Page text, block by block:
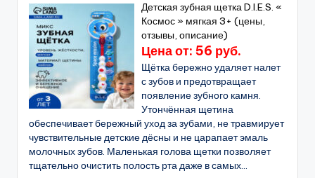
Детская зубная щетка D.I.E.S. «
Космос » мягкая 3+ (цены,
отзывы, описание)
Цена от: 56 руб.
Щётка бережно удаляет налет
с зубов и предотвращает
появление зубного камня.
Утончённая щетина
обеспечивает бережный уход за зубами, не травмирует
чувствительные детские дёсны и не царапает эмаль
молочных зубов. Маленькая голова щетки позволяет
тщательно очистить полость рта даже в самых...